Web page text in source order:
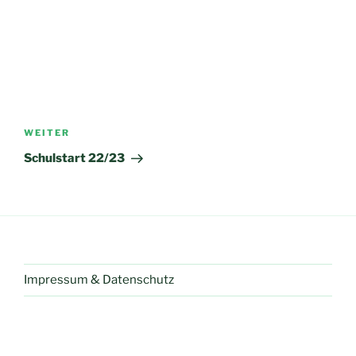
Nächster
Beitrag
WEITER
Schulstart 22/23
Impressum & Datenschutz